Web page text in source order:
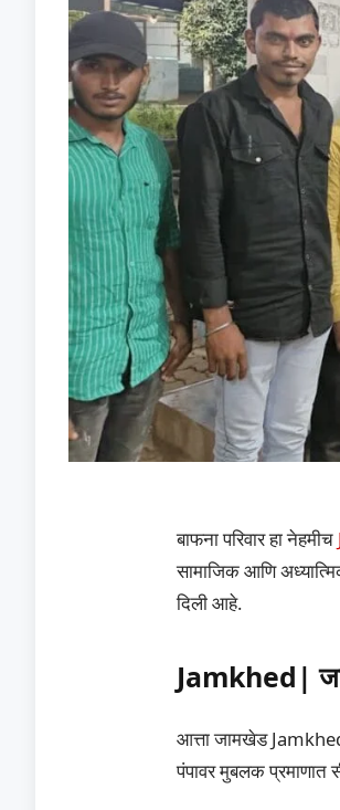
बाफना परिवार हा नेहमीच
सामाजिक आणि
दिली आहे.
Jamkhed|
आत्ता जामखेड Jamkhed
पंपावर मुबलक प्रमाणात